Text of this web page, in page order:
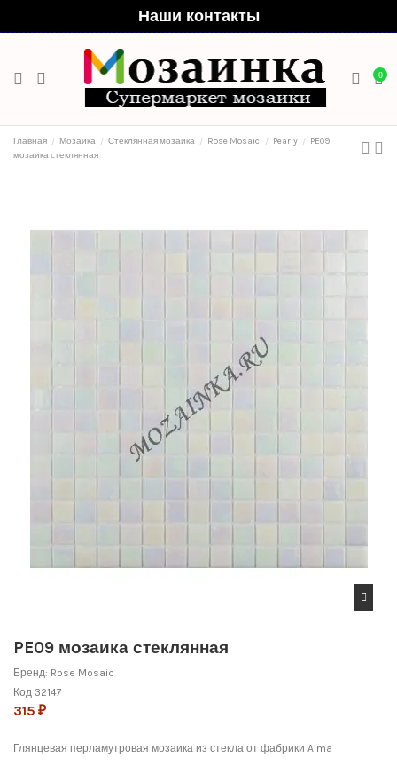
Наши контакты
0
Главная Мозаика Стеклянная мозаика Rose Mosaic Pearly
PE09
мозаика стеклянная
PE09 мозаика стеклянная
Бренд: Rose Mosaic
Код 32147
315 ₽
Глянцевая перламутровая мозаика из стекла от фабрики Alma